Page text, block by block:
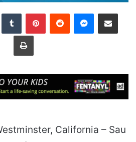
Tumblr PinterestReddit Messenger
Share via Email
Print
California – Sau